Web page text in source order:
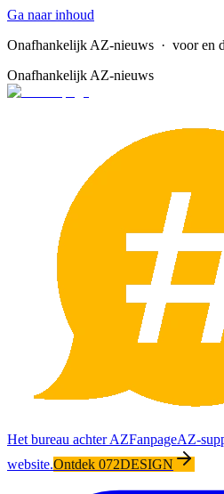
Ga naar inhoud
Onafhankelijk AZ-nieuws · voor en
Onafhankelijk AZ-nieuws
Het bureau achter AZFanpageAZ-
website.Ontdek 072DESIGN